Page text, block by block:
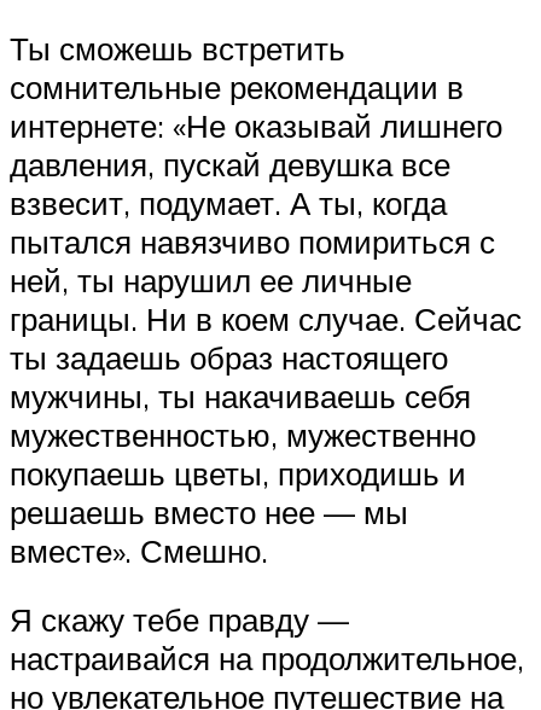
Ты сможешь встретить
сомнительные рекомендации в
интернете: «Не оказывай лишнего
давления, пускай девушка все
взвесит, подумает. А ты, когда
пытался навязчиво помириться с
ней, ты нарушил ее личные
границы. Ни в коем случае. Сейчас
ты задаешь образ настоящего
мужчины, ты накачиваешь себя
мужественностью, мужественно
покупаешь цветы, приходишь и
решаешь вместо нее — мы
вместе». Смешно.
Я скажу тебе правду —
настраивайся на продолжительное,
но увлекательное путешествие на